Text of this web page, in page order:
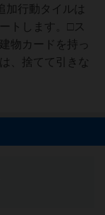
加行動タイルは
トします。□ス
物カードを持っ
、捨てて引きな